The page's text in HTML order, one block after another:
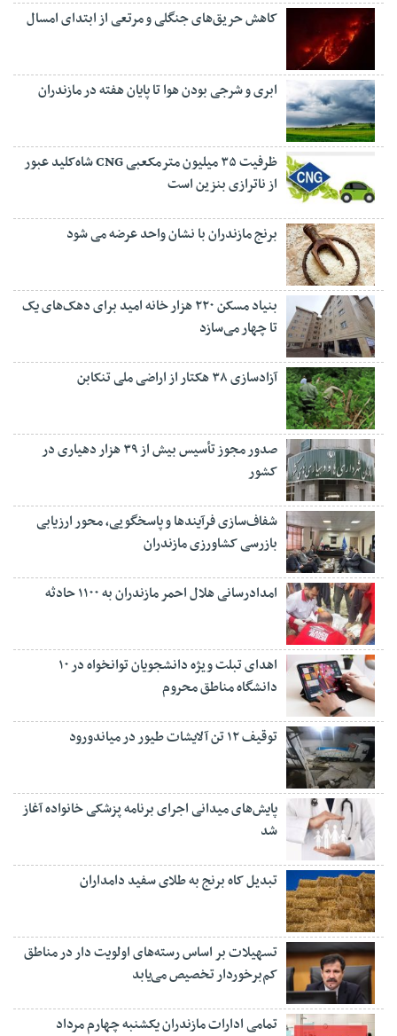
کاهش حریق‌های جنگلی و مرتعی از ابتدای امسال
ابری و شرجی بودن هوا تا پایان هفته در مازندران
ظرفیت ۳۵ میلیون مترمکعبی CNG شاه‌کلید عبور
از ناترازی بنزین است
برنج مازندران با نشان واحد عرضه می شود
بنیاد مسکن ۲۲۰ هزار خانه امید برای دهک‌های یک
تا چهار می‌سازد
آزادسازی ۳۸ هکتار از اراضی ملی تنکابن
صدور مجوز تأسیس بیش از ۳۹ هزار دهیاری در
کشور
شفاف‌سازی فرآیند‌ها و پاسخگویی، محور ارزیابی
بازرسی کشاورزی مازندران
امدادرسانی هلال احمر مازندران به ۱۱۰۰ حادثه
اهدای تبلت ویژه دانشجویان توانخواه در ۱۰
دانشگاه مناطق محروم
توقیف ۱۲ تن آلایشات طیور در میاندورود
پایش‌های میدانی اجرای برنامه پزشکی خانواده آغاز
شد
تبدیل کاه برنج به طلای سفید دامداران
تسهیلات بر اساس رسته‌های اولویت دار در مناطق
کم‌برخوردار تخصیص می‌یابد
تمامی ادارات مازندران یکشنبه چهارم مرداد